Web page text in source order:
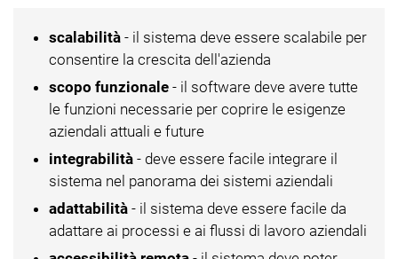
scalabilità - il sistema deve essere scalabile per
consentire la crescita dell'azienda
scopo funzionale - il software deve avere tutte
le funzioni necessarie per coprire le esigenze
aziendali attuali e future
integrabilità - deve essere facile integrare il
sistema nel panorama dei sistemi aziendali
adattabilità - il sistema deve essere facile da
adattare ai processi e ai flussi di lavoro aziendali